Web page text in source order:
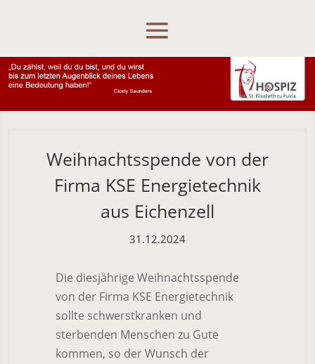
Weihnachtsspende von der
Firma KSE Energietechnik
aus Eichenzell
31.12.2024
Die diesjährige Weihnachtsspende
von der Firma KSE Energietechnik
sollte schwerstkranken und
sterbenden Menschen zu Gute
kommen, so der Wunsch der